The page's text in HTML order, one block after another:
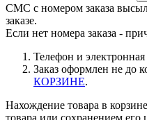
СМС с номером заказа
заказе.
Если нет номера заказа -
Телефон и электронная
Заказ оформлен не до
КОРЗИНЕ.
Нахождение товара в